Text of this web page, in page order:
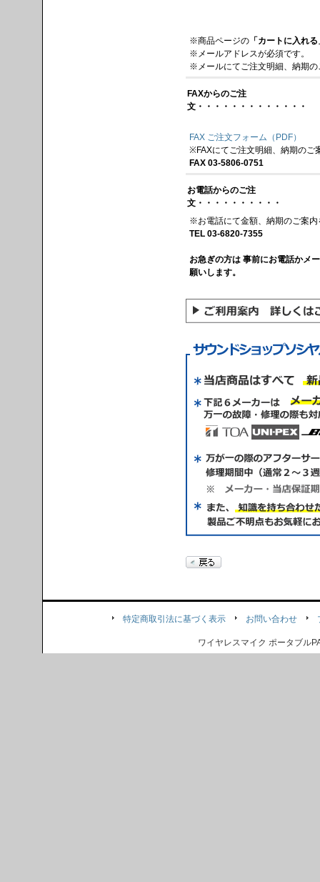
※商品ページの 「カートに入れる
※メールアドレスが必須です。
※メールにてご注文明細、納期
FAXからのご注
文・・・・・・・・・・・・・
FAX ご注文フォーム（PDF）
※FAXにてご注文明細、納期のご
FAX 03-5806-0751
お電話からのご注
文・・・・・・・・・・
※お電話にて金額、納期のご案内
TEL 03-6820-7355
お急ぎの方は 事前にお電話かメ
願いします。
特定商取引法に基づく表示 お問い合わせ
ワイヤレスマイク ポータブル